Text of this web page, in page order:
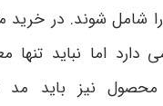
شامل شوند. در خرید
اما نباید تنها
نیز باید مد